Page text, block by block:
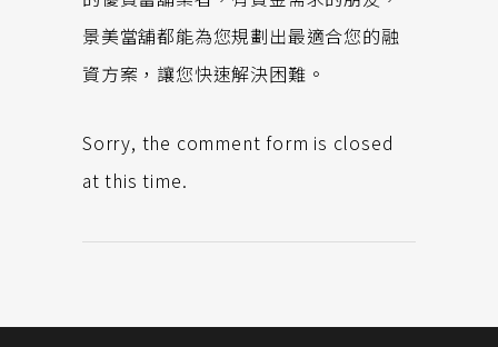
景美當舖都能為您規劃出最適合您的融
資方案，讓您快速解決困難。
Sorry, the comment form is closed
at this time.